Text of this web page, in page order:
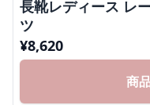
長靴レディース レ
ツ
¥8,620
商